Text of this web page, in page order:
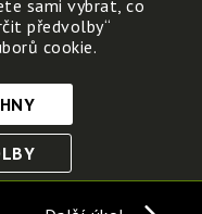
máte
černý.
čaj
sami vybrat, co
předvolby“
cookie.
abyste se mohli